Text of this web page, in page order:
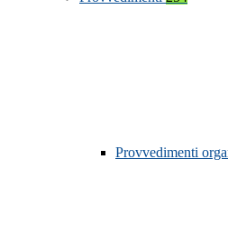
Provvedimenti